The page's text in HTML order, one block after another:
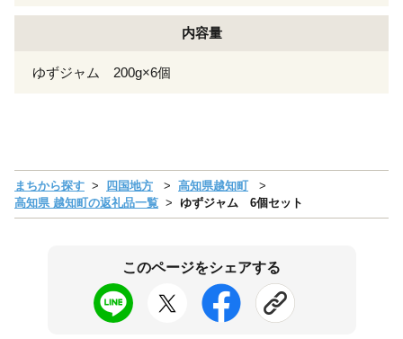
内容量
ゆずジャム 200g×6個
まちから探す 四国地方
高知県越知町
高知県 越知町の返礼品一覧
ゆずジャム 6個セット
このページをシェアする